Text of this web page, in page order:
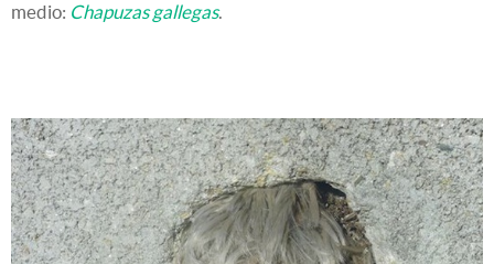
medio: Chapuzas gallegas.